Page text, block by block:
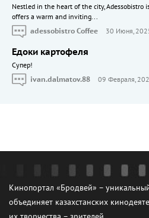
Nestled in the heart of the city, Adessobistro
offers a warm and inviting...
adessobistro Coffee
30 Июня,
Едоки картофеля
Cупер!
ivan.dalmatov.88
09 Февраля,
Кинопортал «Бродвей» –
объединяет казахстанских